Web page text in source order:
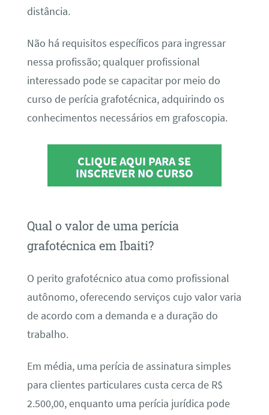
distância.
Não há requisitos específicos para ingressar
nessa profissão; qualquer profissional
interessado pode se capacitar por meio do
curso de perícia grafotécnica, adquirindo os
conhecimentos necessários em grafoscopia.
CLIQUE AQUI PARA SE
INSCREVER NO CURSO
Qual o valor de uma perícia
grafotécnica em Ibaiti?
O perito grafotécnico atua como profissional
autônomo, oferecendo serviços cujo valor varia
de acordo com a demanda e a duração do
trabalho.
Em média, uma perícia de assinatura simples
para clientes particulares custa cerca de R$
2.500,00, enquanto uma perícia jurídica pode